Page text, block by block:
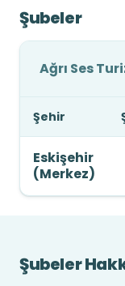
Şubeler
Ağrı Ses
Şehir
Eskişehir
(Merkez)
Şubeler